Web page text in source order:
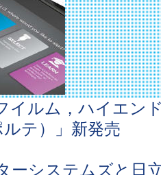
イルム，ハイエン
テ）」新発売
ーシステムズと日